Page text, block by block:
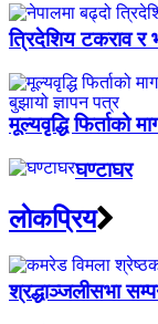
त्रिदेशिय टकराव र
मूल्यवृद्धि फिर्ताको
घण्टाघर
लाेकप्रिय
श्रद्धाञ्जलीसभा